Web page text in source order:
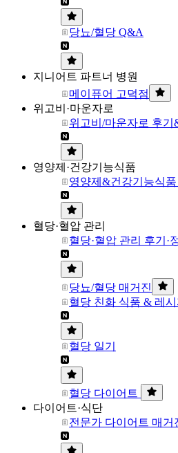
당뇨/혈당 Q&A
지니어트 파트너 병원
메이퓨어 고덕점
위고비·마운자로
위고비/마운자로 후기
영양제·건강기능식품
영양제&건강기능식
혈당·혈압 관리
혈당·혈압 관리 후기·
당뇨/혈당 매거진
혈당 친화 식품 & 레시
혈당 일기
혈당 다이어트
다이어트·식단
전문가 다이어트 매거